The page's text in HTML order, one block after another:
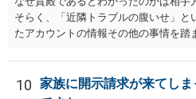
そらく、「近隣トラブルの腹いせ」と
たアカウントの情報その他の事情を踏
貴殿が投稿した事実を認めてしまった
しまったのではないでしょうか。 相
10
家族に開示請求が来てし